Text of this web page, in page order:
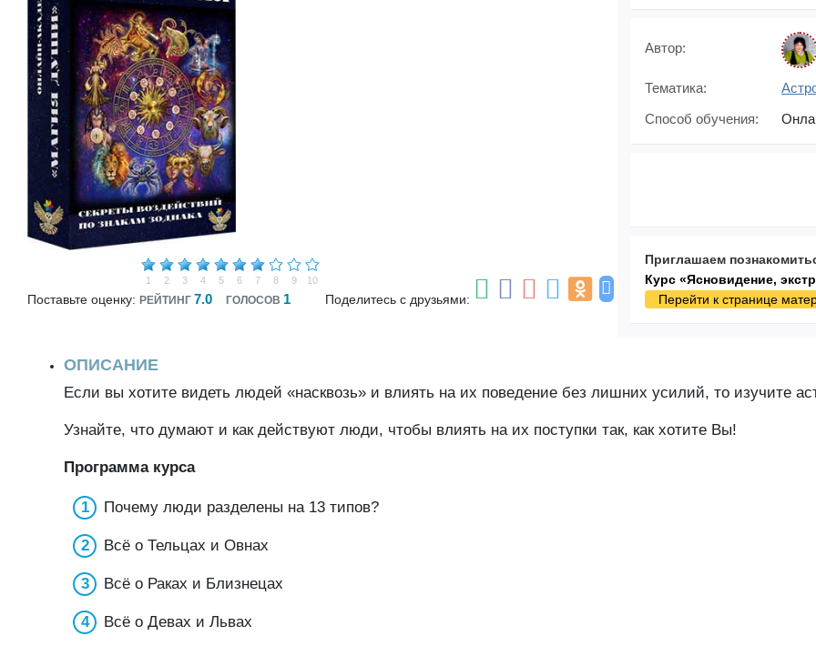
Поставьте оценку:
10
9
8
7
6
5
4
3
2
1
РЕЙТИНГ 7.0 ГОЛОСОВ 1 Поделитесь с друзьями:
Автор:
Тематика:
Способ обучения:
Приглашаем
Курс «Ясновидение,
Перейти к странице
ОПИСАНИЕ
Если вы хотите видеть людей «насквозь» и влиять на их поведение без лишних усилий, то изучите
Узнайте, что думают и как действуют люди, чтобы влиять на их поступки так, как хотите Вы!
Программа курса
Почему люди разделены на 13 типов?
Всё о Тельцах и Овнах
Всё о Раках и Близнецах
Всё о Девах и Львах